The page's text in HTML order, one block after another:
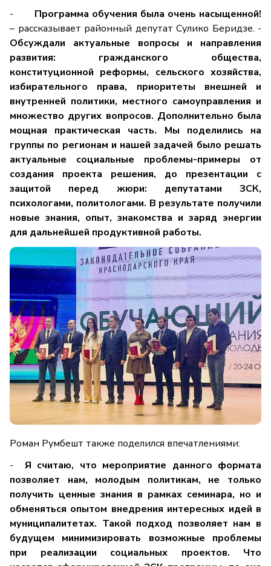
-
Программа обучения была очень насыщенной!
– рассказывает районный депутат Сулико Беридзе. -
Обсуждали актуальные вопросы и направления
развития: гражданского общества,
конституционной реформы, сельского хозяйства,
избирательного права, приоритеты внешней и
внутренней политики, местного самоуправления и
множество других вопросов. Дополнительно была
мощная практическая часть. Мы поделились на
группы по регионам и нашей задачей было решать
актуальные социальные проблемы-примеры от
создания проекта решения, до презентации с
защитой перед жюри: депутатами ЗСК,
психологами, политологами. В результате получили
новые знания, опыт, знакомства и заряд энергии
для дальнейшей продуктивной работы.
Роман Румбешт также поделился впечатлениями:
- Я считаю, что мероприятие данного формата
позволяет нам, молодым политикам, не только
получить ценные знания в рамках семинара, но и
обменяться опытом внедрения интересных идей в
муниципалитетах. Такой подход позволяет нам в
будущем минимизировать возможные проблемы
при реализации социальных проектов. Что